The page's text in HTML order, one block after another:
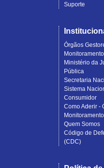
Suporte
Órgãos
Monitoramento
Ministério da
Pública
Secretaria
Sistema
Consumidor
Como Aderir -
Monitoramento
Quem Somos
Código de
(CDC)